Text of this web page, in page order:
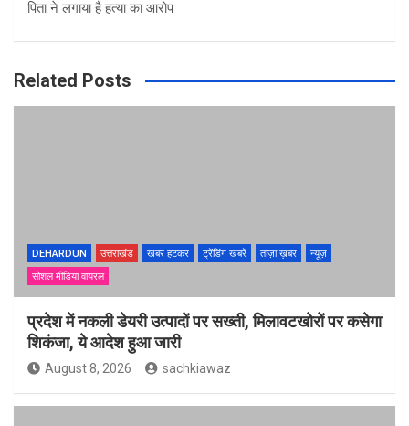
पिता ने लगाया है हत्या का आरोप
Related Posts
DEHARDUN उत्तराखंड खबर हटकर ट्रेंडिंग खबरें ताज़ा ख़बर
न्यूज़
सोशल मीडिया वायरल
प्रदेश में नकली डेयरी उत्पादों पर सख्ती, मिलावटखोरों पर कसेगा
शिकंजा, ये आदेश हुआ जारी
August 8, 2026 sachkiawaz